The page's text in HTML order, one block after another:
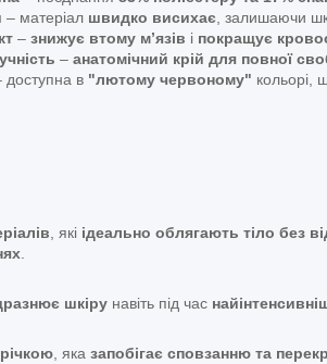
– матеріал швидко висихає , залишаючи
– знижує втому м’язів і покращує
– анатомічний крій для повної
доступна в "лютому червоному" кольорі,
, які ідеально облягають тіло без
шкіру навіть під час
, яка запобігає сповзанню та